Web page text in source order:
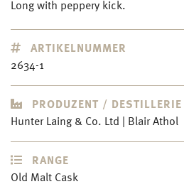
Long with peppery kick.
ARTIKELNUMMER
2634-1
PRODUZENT / DESTILLERIE
Hunter Laing & Co. Ltd | Blair Athol
RANGE
Old Malt Cask